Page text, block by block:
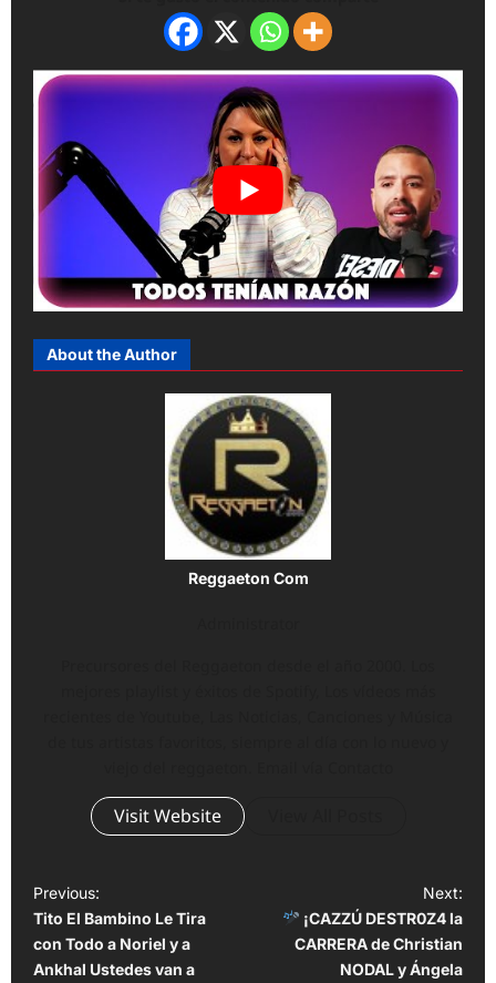
About the Author
Reggaeton Com
Visit Website
P
o
s
Previous:
Tito El Bambino Le Tira
con Todo a Noriel y a
Ankhal Ustedes van a
Next:
¡CAZZÚ DESTR0Z4 la
CARRERA de Christian
NODAL y Ángela